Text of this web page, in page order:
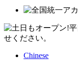
Chinese